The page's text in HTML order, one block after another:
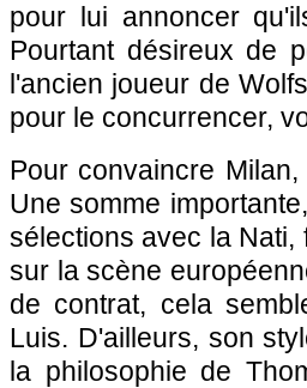
pour lui annoncer
Pourtant désireux de
l'ancien joueur de
pour le concurrencer,
Pour convaincre
Une somme
sélections avec la
sur la scène
de contrat, cela
Luis. D'ailleurs, son
la philosophie de